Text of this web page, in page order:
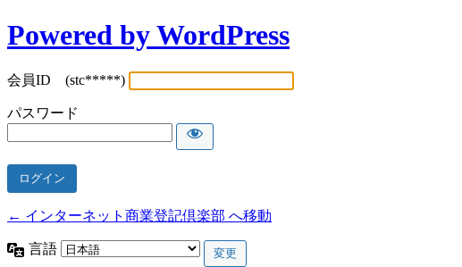
Powered by WordPress
会員ID (stc*****)
パスワード
← インターネット商業登記倶楽部 へ移動
言語